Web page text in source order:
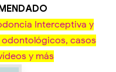
Interceptiva y
casos
y más